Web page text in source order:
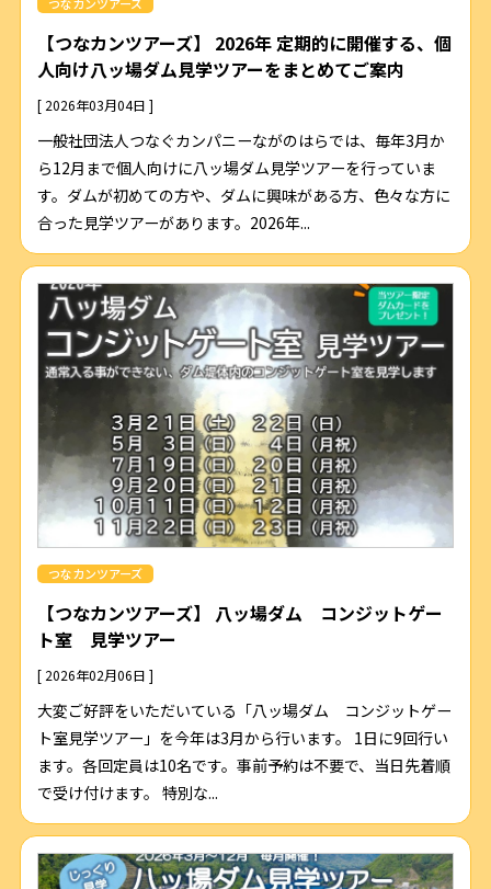
【つなカンツアーズ】 2026年 定期的に開催する、個
人向け八ッ場ダム見学ツアーをまとめてご案内
[ 2026年03月04日 ]
一般社団法人つなぐカンパニーながのはらでは、毎年3月か
ら12月まで個人向けに八ッ場ダム見学ツアーを行っていま
す。ダムが初めての方や、ダムに興味がある方、色々な方に
合った見学ツアーがあります。2026年...
つなカンツアーズ
【つなカンツアーズ】 八ッ場ダム コンジットゲー
ト室 見学ツアー
[ 2026年02月06日 ]
大変ご好評をいただいている「八ッ場ダム コンジットゲー
ト室見学ツアー」を今年は3月から行います。 1日に9回行い
ます。各回定員は10名です。事前予約は不要で、当日先着順
で受け付けます。 特別な...